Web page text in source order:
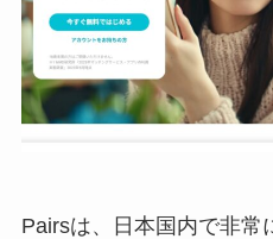
Pairsは、日本国内で非常